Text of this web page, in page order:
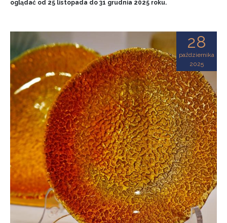
oglądać od 25 listopada do 31 grudnia 2025 roku.
28
października
2025